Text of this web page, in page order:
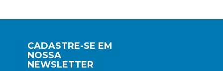
CADASTRE-SE EM
NOSSA
NEWSLETTER